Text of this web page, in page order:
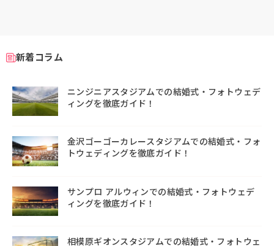
新着コラム
ニンジニアスタジアムでの結婚式・フォトウェデ
ィングを徹底ガイド！
金沢ゴーゴーカレースタジアムでの結婚式・フォ
トウェディングを徹底ガイド！
サンプロ アルウィンでの結婚式・フォトウェデ
ィングを徹底ガイド！
相模原ギオンスタジアムでの結婚式・フォトウェ